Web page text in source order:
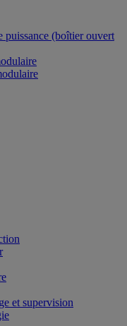
puissance (boîtier ouvert
et supervision